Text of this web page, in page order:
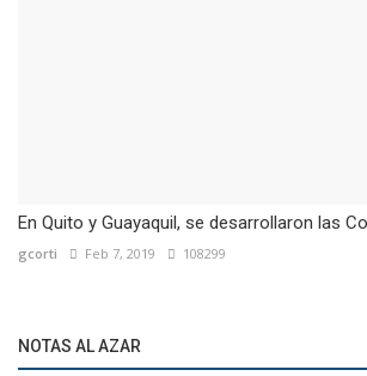
En Quito y Guayaquil, se desarrollaron las
gcorti Feb 7, 2019 108299
NOTAS AL AZAR